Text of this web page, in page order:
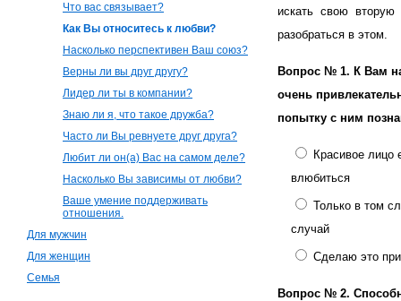
Что вас связывает?
Как Вы относитесь к любви?
Насколько перспективен Ваш союз?
Верны ли вы друг другу?
Лидер ли ты в компании?
Знаю ли я, что такое дружба?
Часто ли Вы ревнуете друг друга?
Любит ли он(а) Вас на самом деле?
Насколько Вы зависимы от любви?
Ваше умение поддерживать
отношения.
Для мужчин
Для женщин
Семья
искать свою
разобраться в этом.
Вопрос № 1. К Вам
очень
попытку с ним
Красивое лицо
влюбиться
Только в том
случай
Сделаю это
Вопрос № 2.